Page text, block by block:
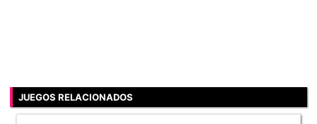
JUEGOS RELACIONADOS